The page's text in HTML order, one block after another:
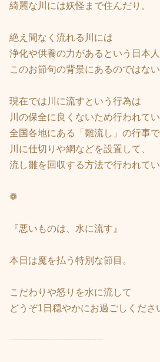
綺麗な川には妖怪まで住んだり。
絶え間なく流れる川には
浄化や供養の力があるという日本人
このお節句の背景にあるのではない
現在では川に流すという行為は
川の保全に良くないため行われてい
全国各地にある「雛流し」の行事
川に仕切りや網などを設置して、
流し雛を回収する方法で行われてい
❁
『悪いものは、水に流す』
本日は魔を払う特別な節目。
こだわりや怒りを水に流して
どうぞ1日穏やかにお過ごしくださ
┈┈┈┈┈┈┈┈┈┈